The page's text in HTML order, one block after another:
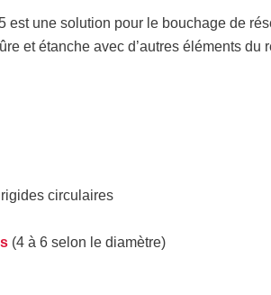
est une solution pour le bouchage de
et étanche avec d’autres éléments du
circulaires
(4 à 6 selon le diamètre)